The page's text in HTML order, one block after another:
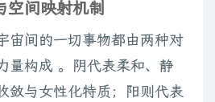
空间映射机制
宙间的一切事物都由两种对
量构成 。阴代表柔和、静
敛与女性化特质；阳则代表